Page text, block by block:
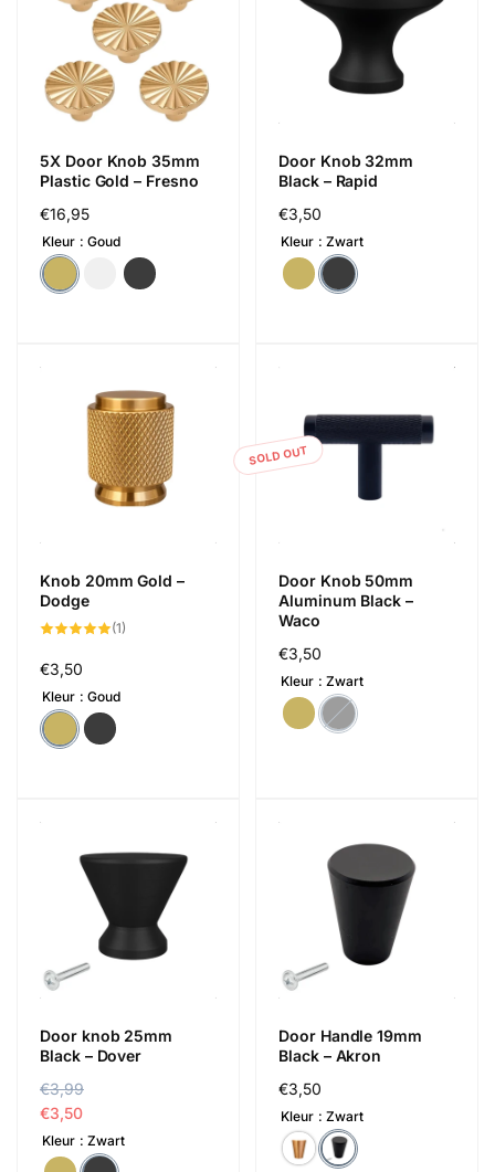
5X Door Knob 35mm
Plastic Gold – Fresno
Regular
price
€16,95
Kleur Goud
Door Knob 32mm
Black – Rapid
Regular
price
€3,50
Kleur Zwart
Knob 20mm Gold –
Dodge
(1)
Regular
price
€3,50
Kleur Goud
SOLD OUT
Door Knob 50mm
Aluminum Black –
Waco
Regular
price
€3,50
Kleur Zwart
Door knob 25mm
Black – Dover
R
e
g
u
€3,99
S
a
e
€3,50
Kleur Zwart
Door Handle 19mm
Black – Akron
Regular
price
€3,50
Kleur Zwart